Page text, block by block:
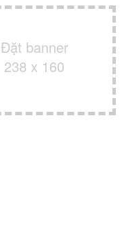
Đặt banner
238 x 160